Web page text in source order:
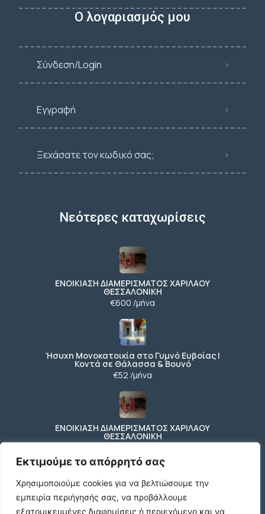
Εκτιμούμε το απόρρητό σας
Χρησιμοποιούμε cookies για να βελτιώσουμε την
εμπειρία περιήγησής σας, να προβάλλουμε
εξατομικευμένες διαφημίσεις ή περιεχόμενο και να
Ο λογαριασμός μου
Σύνδεση/Login
Εγγραφή
Ξεχάσατε τον κωδικό σας;
Νεότερες καταχωρίσεις
ΕΝΟΙΚΙΑΣΗ ΔΙΑΜΕΡΙΣΜΑΤΟΣ ΧΑΡΙΛΑΟΥ
ΘΕΣΣΑΛΟΝΙΚΗ
€600 /μήνα
Ήσυχη Μονοκατοικία στο Γυμνό Ευβοίας |
Κοντά σε Θάλασσα & Βουνό
€52 /μήνα
ΕΝΟΙΚΙΑΣΗ ΔΙΑΜΕΡΙΣΜΑΤΟΣ ΧΑΡΙΛΑΟΥ
ΘΕΣΣΑΛΟΝΙΚΗ
Κωδικος ακινητου Μ480 καταστημα στον
Ευοσμο